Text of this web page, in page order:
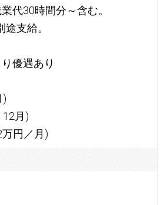
代30時間分～含む。
支給。
優遇あり
)
月)
円／月)